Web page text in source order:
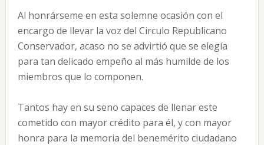
Al honrárseme en esta solemne ocasión con el
encargo de llevar la voz del Circulo Republicano
Conservador, acaso no se advirtió que se elegía
para tan delicado empeño al más humilde de los
miembros que lo componen.
Tantos hay en su seno capaces de llenar este
cometido con mayor crédito para él, y con mayor
honra para la memoria del benemérito ciudadano